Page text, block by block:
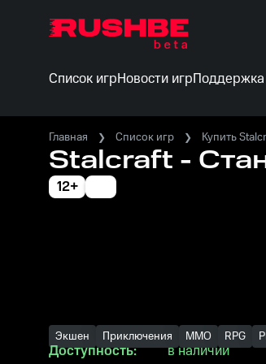
Список игрНовости игрПоддержка
Главная Список игр Купить
Stalcraft -
12+
Экшен Приключения MMO RPG
Доступность:
в наличии